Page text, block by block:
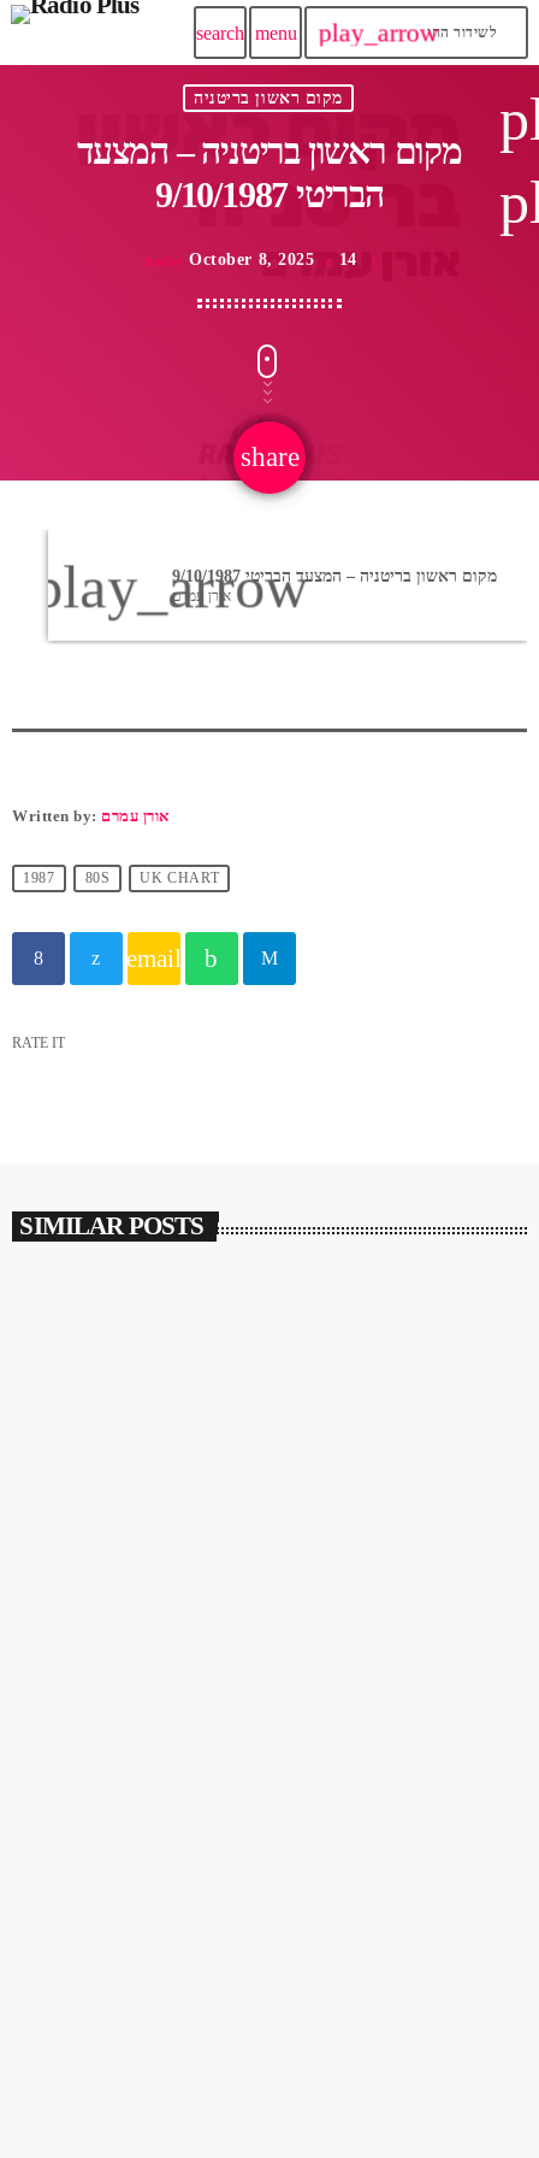
search menu play_arrowלשידור החי
מקום ראשון בריטניה
מקום ראשון בריטניה – המצעד
הבריטי 9/10/1987
today October 8, 2025 14
share
email
play_arrowמקום ראשון בריטניה – המצעד הבריטי 9/10/1987
אורן עמרם
Written by: אורן עמרם
1987 80S UK CHART
email
RATE IT
SIMILAR POSTS